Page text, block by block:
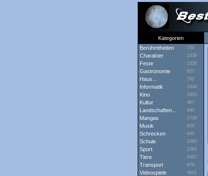
Kategorien
Berühmtheiten
759
Charakter 1038
Feste 1356
Gastronomie 837
Haus... 742
Informatik 1644
Kino 2955
Kultur 467
Landschaften... 940
Mangas 1726
Musik 828
Schrecken 645
Schule 1080
Sport 1265
Tiere 4457
Transport 976
Videospiele 4601